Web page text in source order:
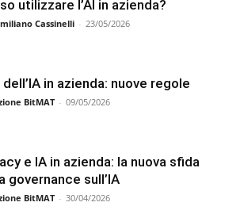
utilizzare l’AI in azienda?
Cassinelli - 23/05/2026
dell’IA in azienda: nuove regole
BitMAT - 09/05/2026
e IA in azienda: la nuova sfida
governance sull’IA
BitMAT - 30/04/2026